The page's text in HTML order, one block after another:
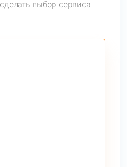
выбор сервиса